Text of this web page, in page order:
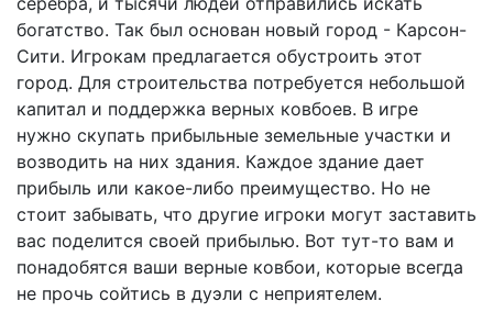
богатство. Так был основан новый город - Карсон-
Сити. Игрокам предлагается обустроить этот
город. Для строительства потребуется небольшой
капитал и поддержка верных ковбоев. В игре
нужно скупать прибыльные земельные участки и
возводить на них здания. Каждое здание дает
прибыль или какое-либо преимущество. Но не
стоит забывать, что другие игроки могут заставить
вас поделится своей прибылью. Вот тут-то вам и
понадобятся ваши верные ковбои, которые всегда
не прочь сойтись в дуэли с неприятелем.